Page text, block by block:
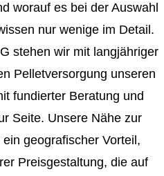
worauf es bei der Auswahl
nur wenige im Detail.
stehen wir mit langjähriger
Pelletversorgung unseren
fundierter Beratung und
Seite. Unsere Nähe zur
geografischer Vorteil,
Preisgestaltung, die auf